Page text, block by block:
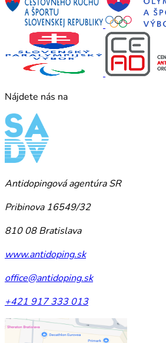
Nájdete nás na
Antidopingová agentúra SR
Pribinova 16549/32
810 08 Bratislava
www.antidoping.sk
office@antidoping.sk
+421 917 333 013